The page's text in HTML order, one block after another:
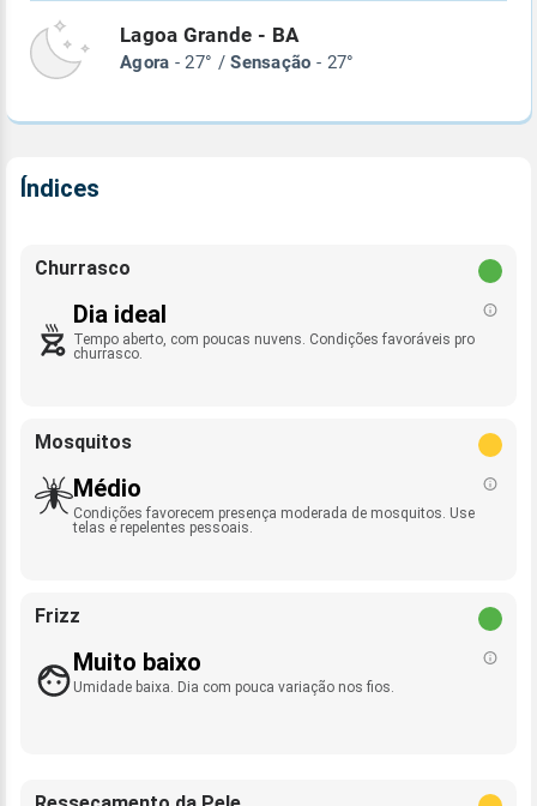
Lagoa Grande - BA
Agora - 27° /Sensação - 27°
Índices
Churrasco
Dia ideal
Tempo aberto, com poucas nuvens. Condições favoráveis pro
churrasco.
Mosquitos
Médio
Condições favorecem presença moderada de mosquitos. Use
telas e repelentes pessoais.
Frizz
Muito baixo
Umidade baixa. Dia com pouca variação nos fios.